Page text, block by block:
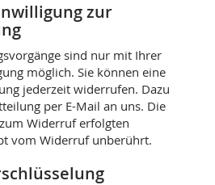
zur
sind nur mit Ihrer
möglich. Sie können eine
jederzeit widerrufen. Dazu
per E-Mail an uns. Die
Widerruf erfolgten
vom Widerruf unberührt.